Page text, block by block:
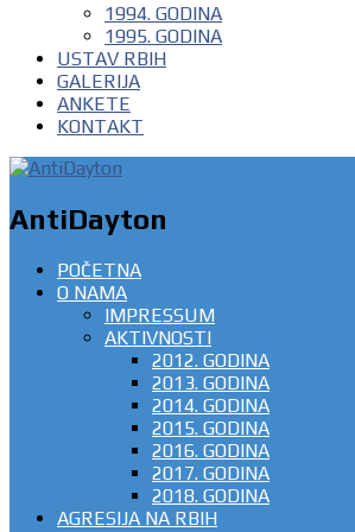
1994. GODINA
1995. GODINA
USTAV RBIH
GALERIJA
ANKETE
KONTAKT
AntiDayton
POČETNA
O NAMA
IMPRESSUM
AKTIVNOSTI
2012. GODINA
2013. GODINA
2014. GODINA
2015. GODINA
2016. GODINA
2017. GODINA
2018. GODINA
AGRESIJA NA RBIH